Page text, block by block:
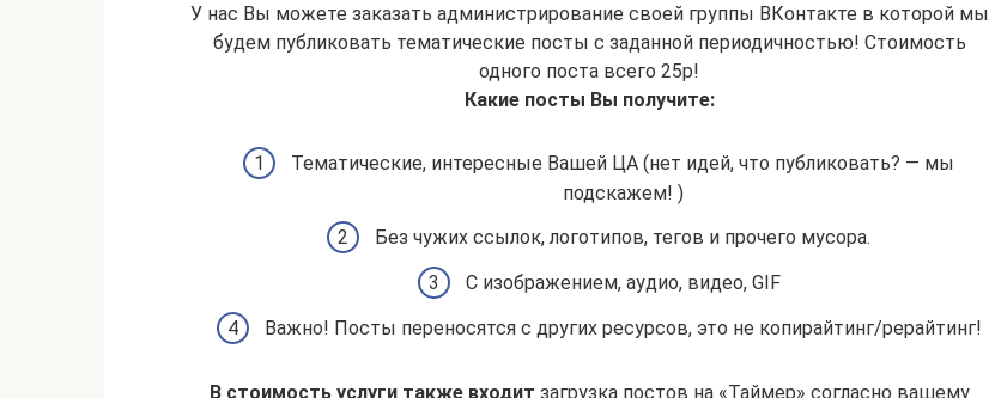
У нас Вы можете заказать администрирование своей группы ВКонтакте в которой мы
будем публиковать тематические посты с заданной периодичностью! Стоимость
одного поста всего 25р!
Какие посты Вы получите:
Тематические, интересные Вашей ЦА (нет идей, что публиковать? — мы
подскажем! )
Без чужих ссылок, логотипов, тегов и прочего мусора.
С изображением, аудио, видео, GIF
Важно! Посты переносятся с других ресурсов, это не копирайтинг/рерайтинг!
В стоимость услуги также входит загрузка постов на «Таймер» согласно вашему